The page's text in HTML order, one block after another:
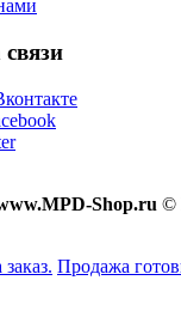
Shop.ru ©
Продажа